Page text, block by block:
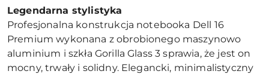
Legendarna stylistyka
Profesjonalna konstrukcja notebooka Dell 16
Premium wykonana z obrobionego maszynowo
aluminium i szkła Gorilla Glass 3 sprawia, że jest on
mocny, trwały i solidny. Elegancki, minimalistyczny